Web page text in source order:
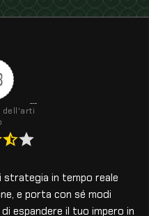
dell'arti
strategia in tempo reale
e porta con sé modi
espandere il tuo impero in